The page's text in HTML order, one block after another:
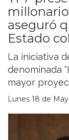
aseguró
Estado
La iniciativa
denominada
mayor
Lunes 18 de